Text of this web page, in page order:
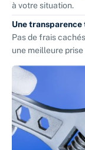
à votre situation.
Une transparence
Pas de frais
une meilleure